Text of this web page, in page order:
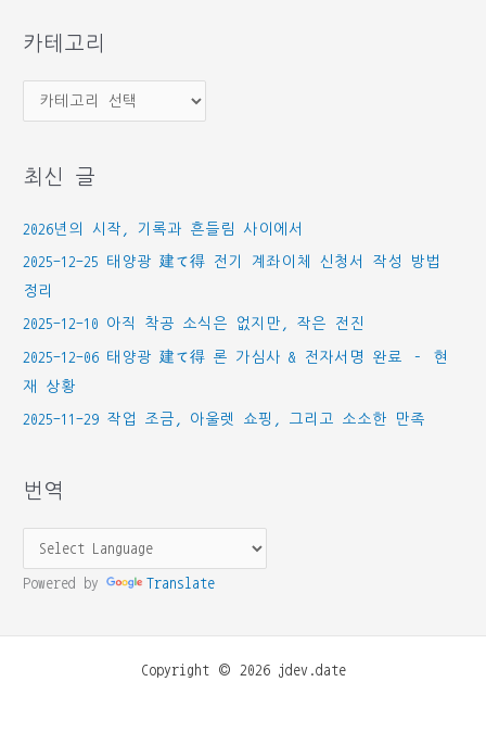
카테고리
테
리
최신 글
2026년의 시작, 기록과 흔들림 사이에서
2025-12-25 태양광 建て得 전기 계좌이체 신청서 작성 방법
정리
2025-12-10 아직 착공 소식은 없지만, 작은 전진
2025-12-06 태양광 建て得 론 가심사 & 전자서명 완료 – 현
재 상황
2025-11-29 작업 조금, 아울렛 쇼핑, 그리고 소소한 만족
번역
Powered by Translate
Copyright © 2026 jdev.date